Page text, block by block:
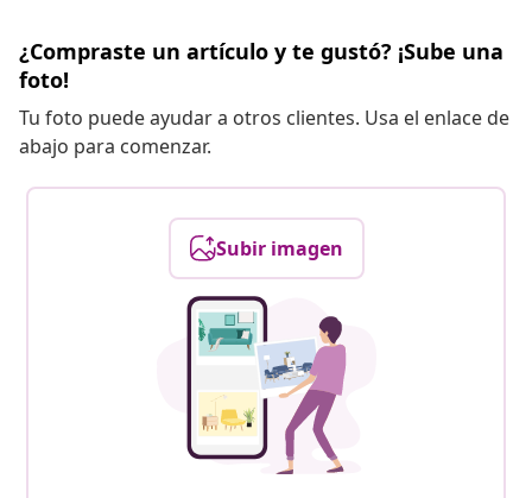
¿Compraste un artículo y te gustó? ¡Sube una
foto!
Tu foto puede ayudar a otros clientes. Usa el enlace de
abajo para comenzar.
Subir imagen